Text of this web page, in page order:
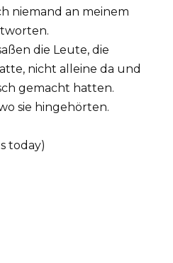
niemand an meinem
die Leute, die
nicht alleine da und
gemacht hatten.
sie hingehörten.
today)